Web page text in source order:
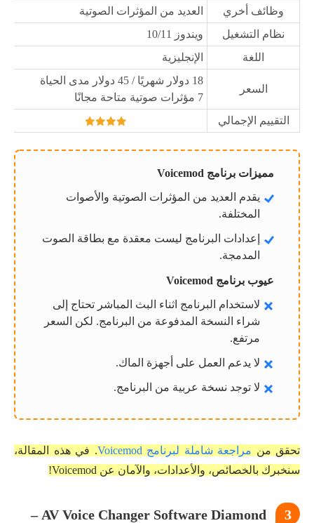
وظائف أخري
العديد من المؤثرات الصوتية
نظام التشغيل
ويندوز 10/11
اللغة
الإنجليزية
السعر
18 دولار شهريًا / 45 دولار مدى الحياة
7 مؤثرات صوتية متاحة مجانًا
التقييم الإجمالي
مميزات برنامج Voicemod
يقدم العديد من المؤثرات الصوتية والأصوات
المختلفة.
إعدادات البرنامج ليست معقدة مع بطاقة الصوت
المدمجة.
عيوب برنامج Voicemod
لاستخدام البرنامج اثناء البث المباشر تحتاج إلى
شراء النسخة المدفوعة من البرنامج. لكن السعر
مرتفع.
لا يدعم العمل على أجهزة الماك.
لا توجد نسخة عربية من البرنامج.
تحقق من مراجعة شاملة لبرنامج Voicemod
. في هذه المقالة،
سنخبرك بالخصائص، والأعدادات، والآمان عن Voicemod!
3
AV Voice Changer Software Diamond –